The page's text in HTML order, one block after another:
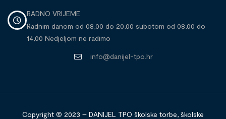
RADNO VRIJEME
Radnim danom od 08,00 do 20,00 subotom od 08,00 do
14,00 Nedjeljom ne radimo
info@danijel-tpo.hr
Copyright © 2023 – DANIJEL TPO školske torbe, školske